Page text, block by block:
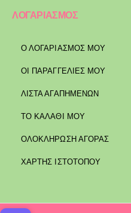
ΛΟΓΑΡΙΑΣΜΟΣ
Ο ΛΟΓΑΡΙΑΣΜΟΣ ΜΟΥ
ΟΙ ΠΑΡΑΓΓΕΛΙΕΣ ΜΟΥ
ΛΙΣΤΑ ΑΓΑΠΗΜΕΝΩΝ
ΤΟ ΚΑΛΑΘΙ ΜΟΥ
ΟΛΟΚΛΗΡΩΣΗ ΑΓΟΡΑΣ
ΧΑΡΤΗΣ ΙΣΤΟΤΟΠΟΥ